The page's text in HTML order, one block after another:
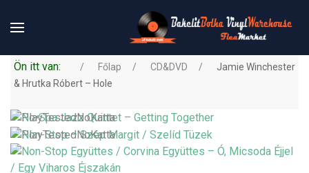
Ön itt van: Főlap CD&DVD
Jamie Winchester
& Hrutka Róbert – Hole